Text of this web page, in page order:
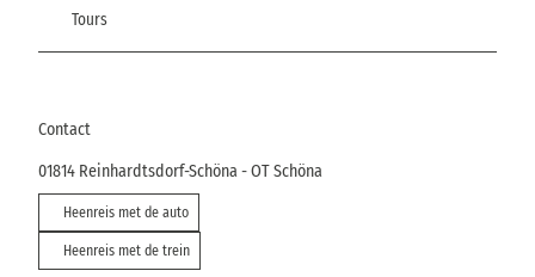
Tours
Contact
01814 Reinhardtsdorf-Schöna- OT Schöna
Heenreis met de auto
Heenreis met de trein